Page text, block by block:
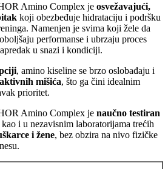
Amino Complex je osvežavajući,
koji obezbeđuje hidrataciju i podršku
Namenjen je svima koji žele da
performanse i ubrzaju proces
u snazi i kondiciji.
, amino kiseline se brzo oslobađaju i
mišića, što ga čini idealnim
prioritet.
Amino Complex je naučno testiran
i u nezavisnim laboratorijama trećih
i žene, bez obzira na nivo fizičke